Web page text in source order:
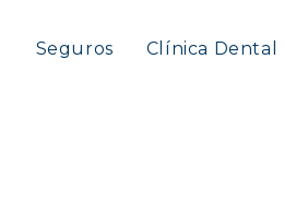
Seguros Clínica Dental